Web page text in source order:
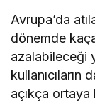
Avrupa’da
dönemde
azalabileceği
kullanıcıların
açıkça